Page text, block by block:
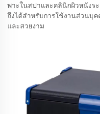
พาะในสปาและคลินิกผิวหนังร
ถึงได้สำหรับการใช้งานส่วนบุ
และสวยงาม